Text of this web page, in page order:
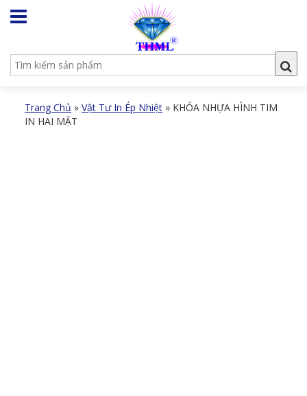
Trang Chủ » Vật Tư In Ép Nhiệt » KHÓA NHỰA HÌNH TIM
IN HAI MẶT